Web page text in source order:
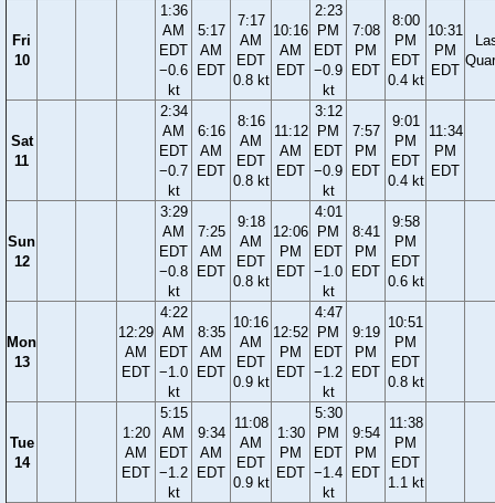
Fri
10
1:36
AM
EDT
−0.6
kt
5:17
AM
EDT
7:17
AM
EDT
0.8 kt
10:16
AM
EDT
2:23
PM
EDT
−0.9
kt
7:08
PM
EDT
8:00
PM
EDT
0.4 kt
10:31
PM
EDT
Sat
11
2:34
AM
EDT
−0.7
kt
6:16
AM
EDT
8:16
AM
EDT
0.8 kt
11:12
AM
EDT
3:12
PM
EDT
−0.9
kt
7:57
PM
EDT
9:01
PM
EDT
0.4 kt
11:34
PM
EDT
Sun
12
3:29
AM
EDT
−0.8
kt
7:25
AM
EDT
9:18
AM
EDT
0.8 kt
12:06
PM
EDT
4:01
PM
EDT
−1.0
kt
8:41
PM
EDT
9:58
PM
EDT
0.6 kt
Mon
13
12:29
AM
EDT
4:22
AM
EDT
−1.0
kt
8:35
AM
EDT
10:16
AM
EDT
0.9 kt
12:52
PM
EDT
4:47
PM
EDT
−1.2
kt
9:19
PM
EDT
10:51
PM
EDT
0.8 kt
Tue
14
1:20
AM
EDT
5:15
AM
EDT
−1.2
kt
9:34
AM
EDT
11:08
AM
EDT
0.9 kt
1:30
PM
EDT
5:30
PM
EDT
−1.4
kt
9:54
PM
EDT
11:38
PM
EDT
1.1 kt